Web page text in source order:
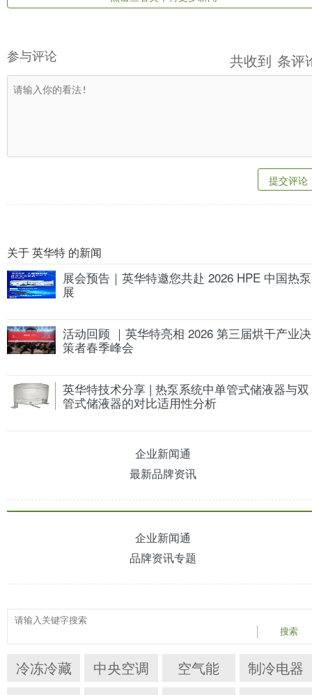
参与评论 共收到 条评
提交评论
关于 英华特 的新闻
展会预告｜英华特邀您共赴 2026 HPE 中国热泵
展
活动回顾 ｜英华特亮相 2026 第三届烘干产业决
策者春季峰会
英华特技术分享 | 热泵系统中单管式储液器与双
管式储液器的对比适用性分析
企业新闻通
最新品牌资讯
企业新闻通
品牌资讯专题
搜索
冷冻冷藏 中央空调 空气能
制冷电器